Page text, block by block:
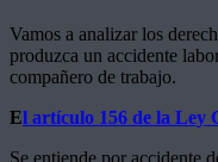
Vamos a analizar los
produzca un accidente
compañero de trabajo.
El artículo 156 de la Ley
Se entiende por accidente